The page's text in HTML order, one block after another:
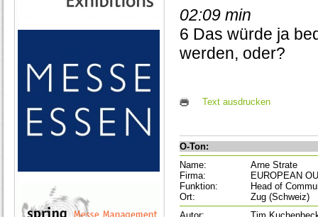
02:09 min
6 Das würde ja
werden, oder?
Text ausdrucken
O-Ton:
Name:
Arne Strate
Firma:
EUROPEAN
Funktion:
Head of
Ort:
Zug (Schweiz)
Autor:
Tim